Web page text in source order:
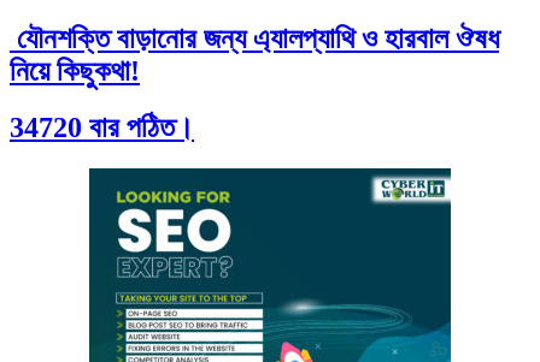
যৌনশক্তি বাড়ানোর জন্য এ্যালপ্যাথি ও হারবাল ঔষধ
নিয়ে কিছুকথা!
34720 বার পঠিত।